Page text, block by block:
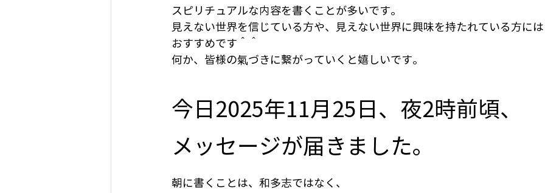
スピリチュアルな内容を書くことが多いです。
見えない世界を信じている方や、見えない世界に興味を持たれている方には
おすすめです＾＾
何か、皆様の氣づきに繋がっていくと嬉しいです。
今日2025年11月25日、夜2時前頃、
メッセージが届きました。
朝に書くことは、和多志ではなく、